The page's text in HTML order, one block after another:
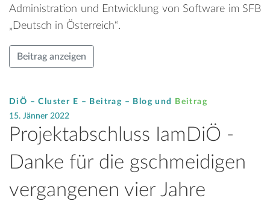
Administration und Entwicklung von Software im SFB
„Deutsch in Österreich“.
Beitrag anzeigen
DiÖ – Cluster E – Beitrag – Blog und
Beitrag
15. Jänner 2022
Projektabschluss IamDiÖ -
Danke für die gschmeidigen
vergangenen vier Jahre